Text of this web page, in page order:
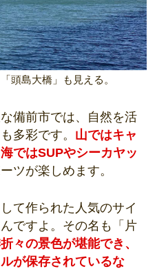
頭島大橋」も見える。
備前市では、自然を活
多彩です。 山ではキャ
ではSUPやシーカヤッ
ツが楽しめます。
て作られた人気のサイ
ですよ。その名も「片
々の景色が堪能でき、
が保存されているな